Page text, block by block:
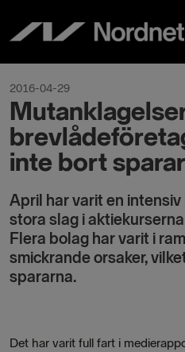
content
2016-04-29
inte bort
April har varit en
stora slag i
Flera bolag har varit i
smickrande orsaker,
spararna.
Det har varit full fart i